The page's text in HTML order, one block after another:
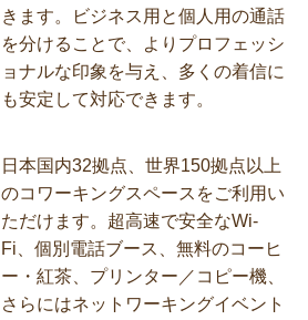
ています。
日本国内の固定電話番号で、信頼性
の高いビジネスプレゼンスを構築で
を分けることで、よりプロフェッシ
ョナルな印象を与え、多くの着信に
も安定して対応できます。
日本国内32拠点、世界150拠点以上